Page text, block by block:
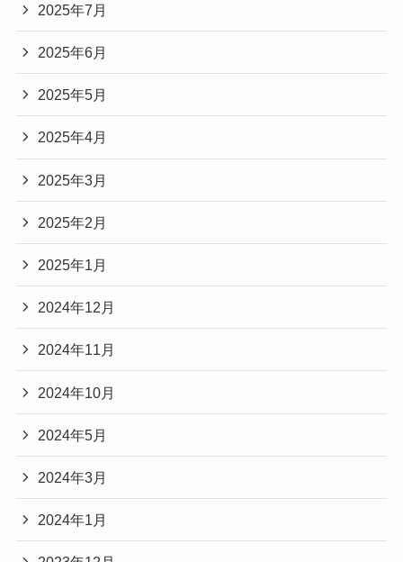
2025年7月
2025年6月
2025年5月
2025年4月
2025年3月
2025年2月
2025年1月
2024年12月
2024年11月
2024年10月
2024年5月
2024年3月
2024年1月